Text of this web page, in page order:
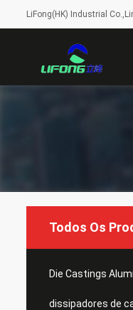
LiFong(HK) Industrial
Todos Os
Die Castings
dissipadores de